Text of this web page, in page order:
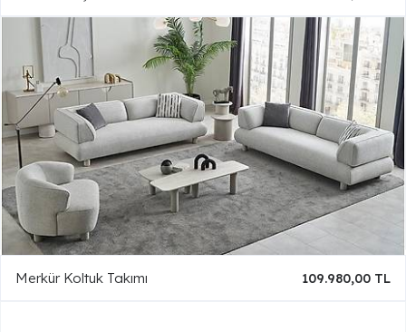
Merkür Koltuk Takımı 109.980,00 TL